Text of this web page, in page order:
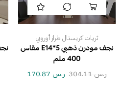
ثريات كريستال طراز أوروبي
نجف مودرن ذهبي E14*5 مقاس
400 ملم
ر.س304.11 ر.س